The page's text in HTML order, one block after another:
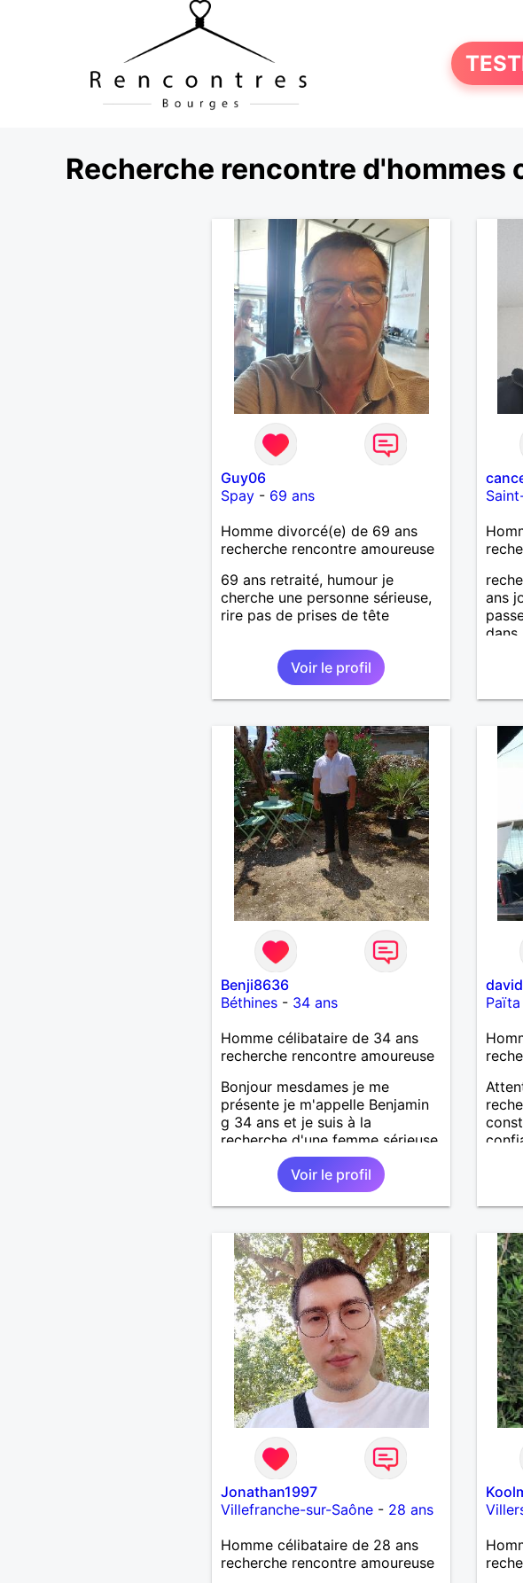
Recherche rencontre
Guy06
Spay- 69 ans
Homme divorcé(e) de 69 ans
recherche rencontre amoureuse
69 ans retraité, humour je
cherche une personne sérieuse,
rire pas de prises de tête
Voir le profil
ans
dans
Benji8636
Béthines- 34 ans
Homme célibataire de 34 ans
recherche rencontre amoureuse
Bonjour mesdames je me
présente je m'appelle Benjamin
g 34 ans et je suis à la
recherche d'une femme sérieuse
attentionné, respectueuse
Voir le profil
Païta
vie :
les
et
à
Jonathan1997
Villefranche-sur-Saône- 28 ans
Homme célibataire de 28 ans
recherche rencontre amoureuse